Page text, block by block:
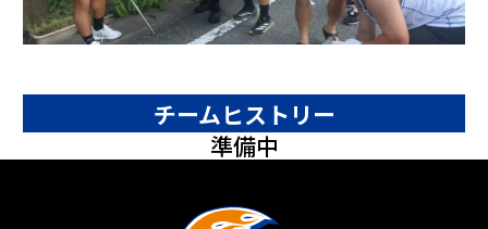
チームヒストリー
準備中